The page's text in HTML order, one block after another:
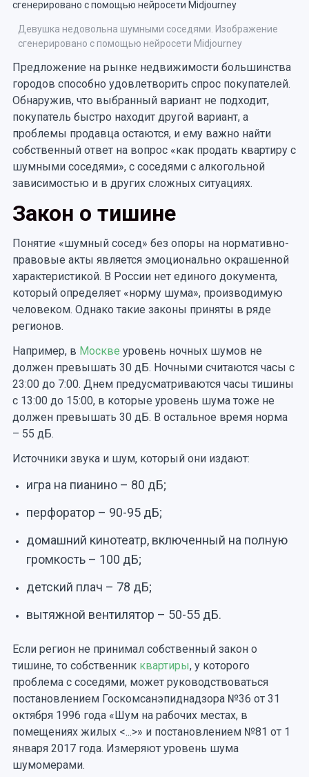
Девушка недовольна шумными соседями. Изображение
сгенерировано с помощью нейросети Midjourney
Предложение на рынке недвижимости большинства
городов способно удовлетворить спрос покупателей.
Обнаружив, что выбранный вариант не подходит,
покупатель быстро находит другой вариант, а
проблемы продавца остаются, и ему важно найти
собственный ответ на вопрос «как продать квартиру с
шумными соседями», с соседями с алкогольной
зависимостью и в других сложных ситуациях.
Закон о тишине
Понятие «шумный сосед» без опоры на нормативно-
правовые акты является эмоционально окрашенной
характеристикой. В России нет единого документа,
который определяет «норму шума», производимую
человеком. Однако такие законы приняты в ряде
регионов.
Например, в Москве уровень ночных шумов не
должен превышать 30 дБ. Ночными считаются часы с
23:00 до 7:00. Днем предусматриваются часы тишины
с 13:00 до 15:00, в которые уровень шума тоже не
должен превышать 30 дБ. В остальное время норма
– 55 дБ.
Источники звука и шум, который они издают:
игра на пианино – 80 дБ;
перфоратор – 90-95 дБ;
домашний кинотеатр, включенный на полную
громкость – 100 дБ;
детский плач – 78 дБ;
вытяжной вентилятор – 50-55 дБ.
Если регион не принимал собственный закон о
тишине, то собственник квартиры, у которого
проблема с соседями, может руководствоваться
постановлением Госкомсанэпиднадзора №36 от 31
октября 1996 года «Шум на рабочих местах, в
помещениях жилых <...>» и постановлением №81 от 1
января 2017 года. Измеряют уровень шума
шумомерами.